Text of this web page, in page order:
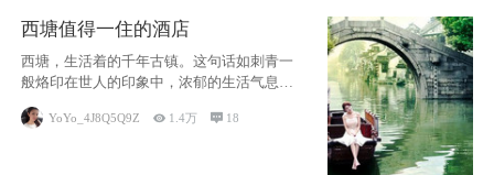
西塘值得一住的酒店
西塘，生活着的千年古镇。这句话如刺青一
般烙印在世人的印象中，浓郁的生活气息，
小桥流水
YoYo_4J8Q5Q9Z  1.4万  18